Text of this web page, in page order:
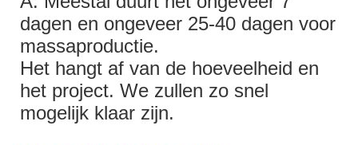
dagen en ongeveer 25-40 dagen voor
massaproductie.
Het hangt af van de hoeveelheid en
het project. We zullen zo snel
mogelijk klaar zijn.